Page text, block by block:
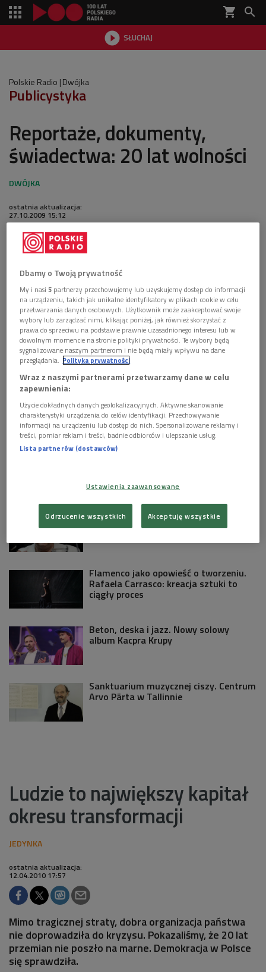
shopping_cart 
 SŁUCHAJ

Polskie Radio Dwójka
Publicystyka
Reportaże, dokumenty,
świadectwa: 20 lat wolności
ostatnia aktualizacja:
27.10.2009 15:12
Obserwuj nas na
Google News
27 października 2009, godz. 14:15
Audycja podejmuje zagadnienia związane z ideą Wolności, jej
obecnością w sferze publicznej i prywatnej oraz w perspektywie
historycznej i perspektywie wyzwań przyszłości.
KULTURA W POLSKIM RADIU:
Ewa Sadkowska z "Silesia Film":
jesienią zainaugurujemy Śląski Szlak
Filmowy
Szkoła, bunt i pierwsze literackie próby
Marka Ławrynowicza
Flamenco jako opowieść o tworzeniu.
Rafaela Carrasco: kreacja sztuki to
ciągły proces
Beton, deska i jazz. Nowy solowy
album Kacpra Krupy
Sanktuarium muzycznej ciszy. Centrum
Arvo Pärta w Tallinnie
Ludzie to największy kapitał
okresu transformacji
ostatnia aktualizacja:
12.04.2010 17:57
Mimo tragicznej straty, dobra organizacja państwa
nie doprowadziła do kryzysu. Pokazaliśmy, że 20 lat
przemian nie poszło na marne. Demokracja w Polsce
się sprawdziła.
Dbamy o Twoją prywatność
My i nasi5 partnerzy przechowujemy lub uzyskujemy dostęp do informacji
na urządzeniu, takich jak unikalne identyfikatory w plikach cookie w celu
przetwarzania danych osobowych. Użytkownik może zaakceptować swoje
wybory lub zarządzać nimi, klikając poniżej, jak również skorzystać z
prawa do sprzeciwu na podstawie prawnie uzasadnionego interesu lub w
dowolnym momencie na stronie polityki prywatności. Te wybory będą
sygnalizowane naszym partnerom i nie będą miały wpływu na dane
przeglądania. Polityka prywatności
Wraz z naszymi partnerami przetwarzamy dane w celu
zapewnienia:
Użycie dokładnych danych geolokalizacyjnych. Aktywne skanowanie
charakterystyki urządzenia do celów identyfikacji. Przechowywanie
informacji na urządzeniu lub dostęp do nich. Spersonalizowane reklamy i
treści, pomiar reklam i treści, badnie odbiorców i ulepszanie usług.
Lista partnerów (dostawców)
Ustawienia zaawansowane
Odrzucenie wszystkich Akceptuję wszystkie